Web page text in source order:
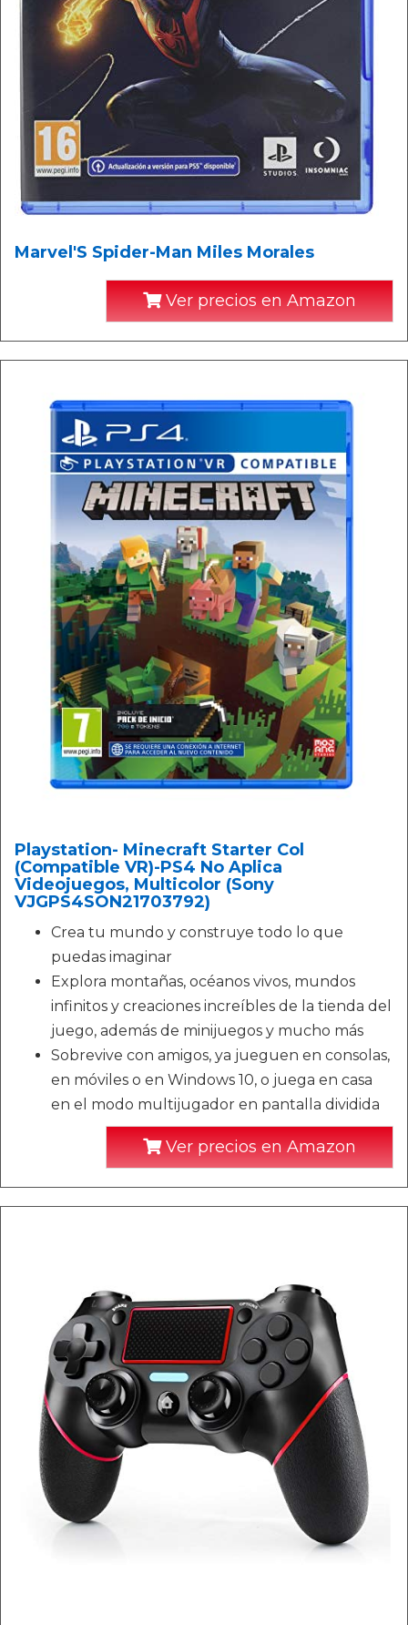
Marvel'S Spider-Man Miles Morales
Ver precios en Amazon
Playstation- Minecraft Starter Col
(Compatible VR)-PS4 No Aplica
Videojuegos, Multicolor (Sony
VJGPS4SON21703792)
Crea tu mundo y construye todo lo que
puedas imaginar
Explora montañas, océanos vivos, mundos
infinitos y creaciones increíbles de la tienda del
juego, además de minijuegos y mucho más
Sobrevive con amigos, ya jueguen en consolas,
en móviles o en Windows 10, o juega en casa
en el modo multijugador en pantalla dividida
Ver precios en Amazon